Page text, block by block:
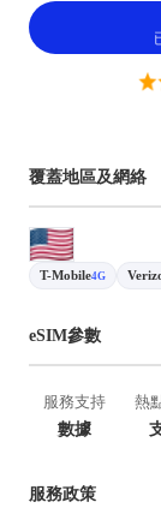
覆蓋地區及網絡
T-Mobile4G
eSIM參數
服務支持
數據
熱
服務政策